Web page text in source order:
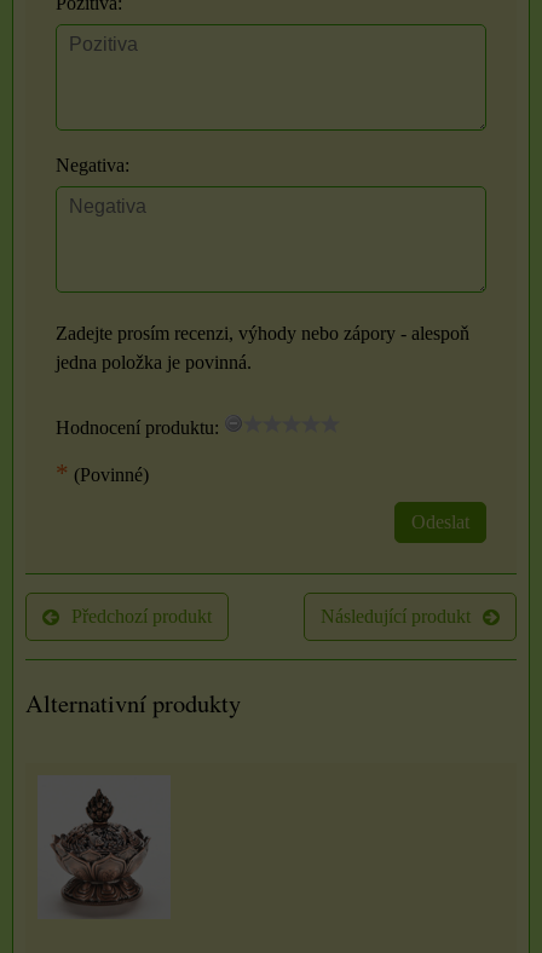
Negativa:
Zadejte prosím recenzi, výhody nebo zápory - alespoň
jedna položka je povinná.
Hodnocení produktu:
* (Povinné)
Odeslat
Předchozí produkt Následující produkt
Alternativní produkty